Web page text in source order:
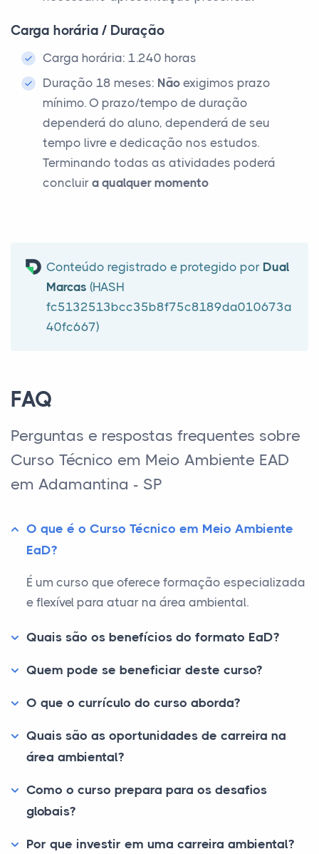
Carga horária / Duração
Carga horária: 1.240 horas
Duração 18 meses: Não exigimos prazo
mínimo. O prazo/tempo de duração
dependerá do aluno, dependerá de seu
tempo livre e dedicação nos estudos.
Terminando todas as atividades poderá
concluir a qualquer momento
Conteúdo registrado e protegido por Dual
Marcas (HASH
fc5132513bcc35b8f75c8189da010673a
40fc667)
FAQ
Perguntas e respostas frequentes sobre
Curso Técnico em Meio Ambiente EAD
em Adamantina - SP
O que é o Curso Técnico em Meio Ambiente
EaD?
É um curso que oferece formação especializada
e flexível para atuar na área ambiental.
Quais são os benefícios do formato EaD?
Quem pode se beneficiar deste curso?
O que o currículo do curso aborda?
Quais são as oportunidades de carreira na
área ambiental?
Como o curso prepara para os desafios
globais?
Por que investir em uma carreira ambiental?